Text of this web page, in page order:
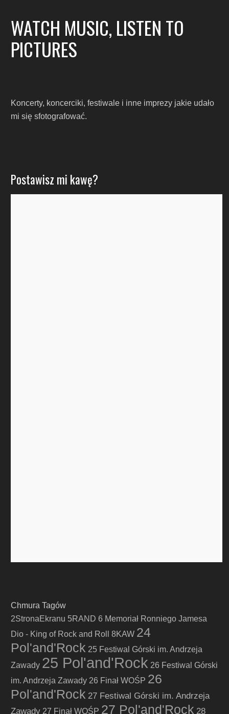
WATCH MUSIC, LISTEN TO
PICTURES
Koncerty, koncerciki, festiwale i inne imprezy jakie udało
mi się sfotografować.
Postawisz mi kawę?
Chmura Tagów
2StronaEkranu 5RAND 6 Memoriał Ronniego Jamesa
Dio - King of Rock and Roll
8KAW 24
Pol'and'Rock 25 Festiwal Górski im. Andrzeja
Zawady 25 Pol'and'Rock 26 Festiwal Górski
im. Andrzeja Zawady 26 Finał WOŚP 26
Pol'and'Rock 27 Festiwal Górski im. Andrzeja
Zawady 27 Finał WOŚP 27 Pol'and'Rock 28